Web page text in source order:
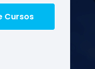
Cursos